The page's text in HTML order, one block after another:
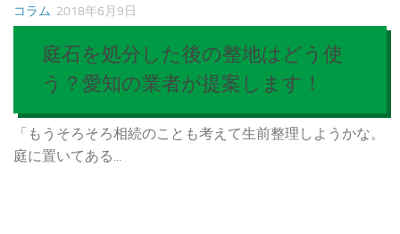
コラム 2018年6月9日
庭石を処分した後の整地はどう使
う？愛知の業者が提案します！
「もうそろそろ相続のことも考えて生前整理しようかな。
庭に置いてある...